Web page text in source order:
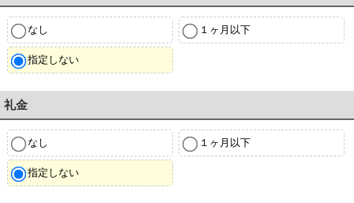
なし １ヶ月以下
指定しない
礼金
なし １ヶ月以下
指定しない